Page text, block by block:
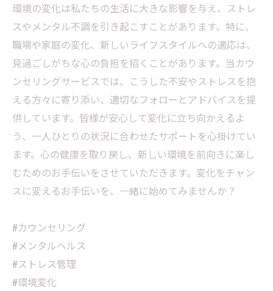
環境の変化は私たちの生活に大きな影響を与え、ストレ
スやメンタル不調を引き起こすことがあります。特に、
職場や家庭の変化、新しいライフスタイルへの適応は、
見過ごしがちな心の負担を招くことがあります。当カウ
ンセリングサービスでは、こうした不安やストレスを抱
える方々に寄り添い、適切なフォローとアドバイスを提
供しています。皆様が安心して変化に立ち向かえるよ
う、一人ひとりの状況に合わせたサポートを心掛けてい
ます。心の健康を取り戻し、新しい環境を前向きに楽し
むためのお手伝いをさせていただきます。変化をチャン
スに変えるお手伝いを、一緒に始めてみませんか？
#カウンセリング
#メンタルヘルス
#ストレス管理
#環境変化